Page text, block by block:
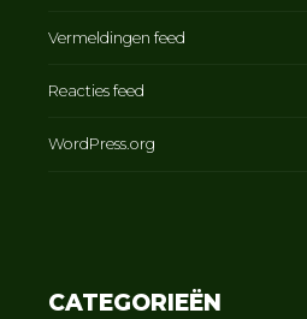
Vermeldingen feed
Reacties feed
WordPress.org
CATEGORIEËN